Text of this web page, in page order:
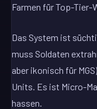
Farmen für Top-Tier-
Das System ist
muss Soldaten
aber ikonisch für
Units. Es ist Micro-
hassen.